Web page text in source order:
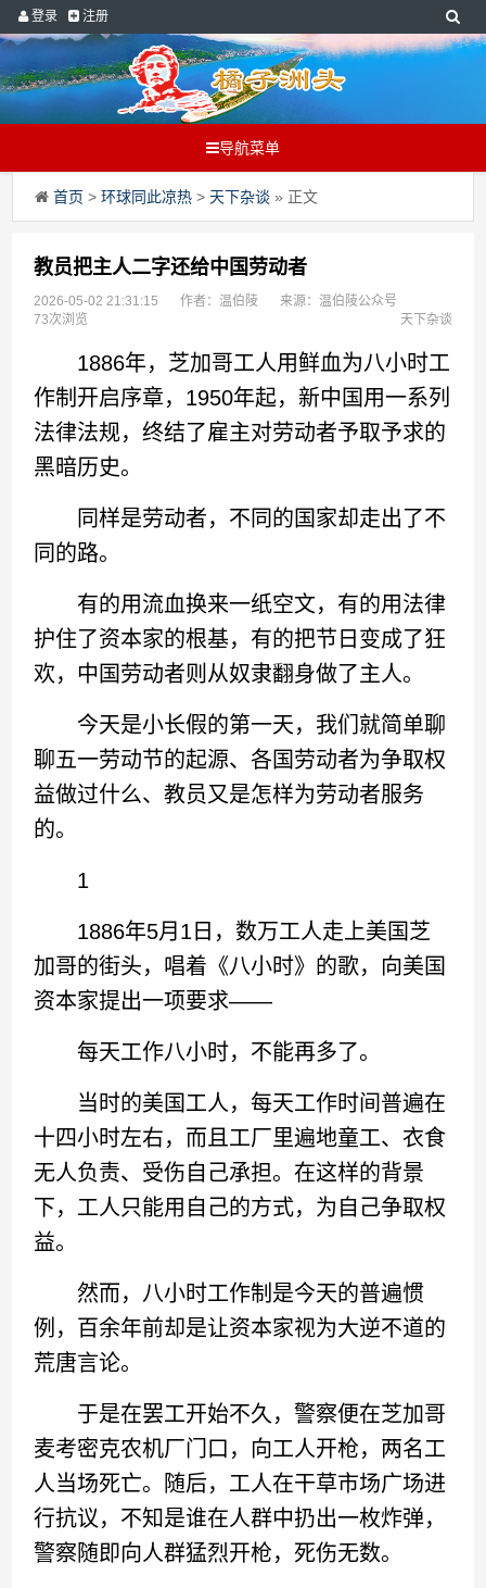
登录 注册
导航菜单
首页 >环球同此凉热 > 天下杂谈 » 正文
教员把主人二字还给中国劳动者
2026-05-02 21:31:15 作者：温伯陵
来源：温伯陵公众号
73次浏览
天下杂谈
1886年，芝加哥工人用鲜血为八小时工
作制开启序章，1950年起，新中国用一系列
法律法规，终结了雇主对劳动者予取予求的
黑暗历史。
同样是劳动者，不同的国家却走出了不
同的路。
有的用流血换来一纸空文，有的用法律
护住了资本家的根基，有的把节日变成了狂
欢，中国劳动者则从奴隶翻身做了主人。
今天是小长假的第一天，我们就简单聊
聊五一劳动节的起源、各国劳动者为争取权
益做过什么、教员又是怎样为劳动者服务
的。
1
1886年5月1日，数万工人走上美国芝
加哥的街头，唱着《八小时》的歌，向美国
资本家提出一项要求——
每天工作八小时，不能再多了。
当时的美国工人，每天工作时间普遍在
十四小时左右，而且工厂里遍地童工、衣食
无人负责、受伤自己承担。在这样的背景
下，工人只能用自己的方式，为自己争取权
益。
然而，八小时工作制是今天的普遍惯
例，百余年前却是让资本家视为大逆不道的
荒唐言论。
于是在罢工开始不久，警察便在芝加哥
麦考密克农机厂门口，向工人开枪，两名工
人当场死亡。随后，工人在干草市场广场进
行抗议，不知是谁在人群中扔出一枚炸弹，
警察随即向人群猛烈开枪，死伤无数。